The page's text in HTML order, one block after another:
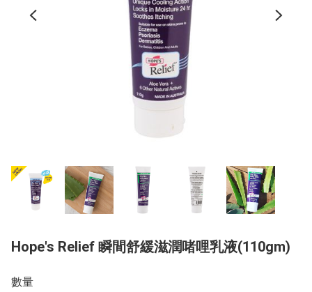
Hope's Relief 瞬間舒緩滋潤啫哩乳液(110gm)
數量